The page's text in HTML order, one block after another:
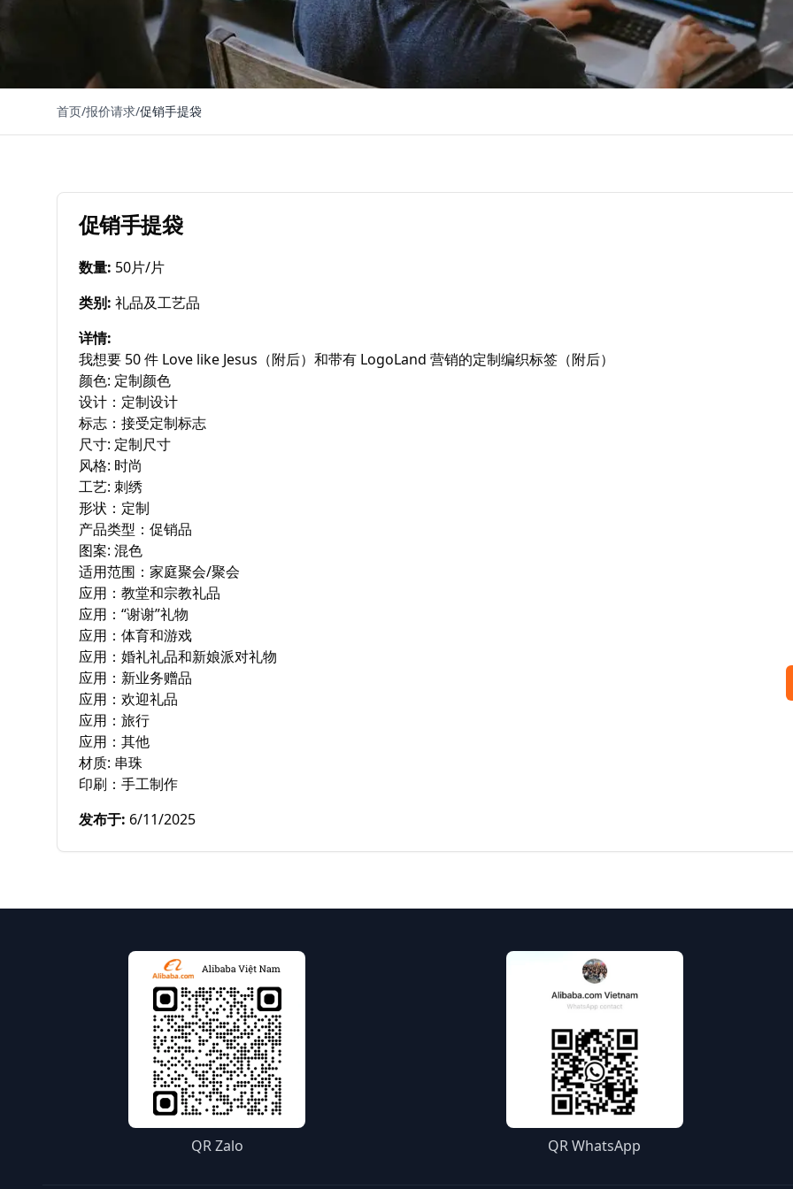
首页/报价请求/促销手提袋
促销手提袋
数量: 50片/片
类别: 礼品及工艺品
详情:
我想要 50 件 Love like Jesus（附后）和带有 LogoLand 营销的定制编织标签（附后）
颜色: 定制颜色
设计：定制设计
标志：接受定制标志
尺寸: 定制尺寸
风格: 时尚
工艺: 刺绣
形状：定制
产品类型：促销品
图案: 混色
适用范围：家庭聚会/聚会
应用：教堂和宗教礼品
应用：“谢谢”礼物
应用：体育和游戏
应用：婚礼礼品和新娘派对礼物
应用：新业务赠品
应用：欢迎礼品
应用：旅行
应用：其他
材质: 串珠
印刷：手工制作
发布于: 6/11/2025
QR Zalo QR WhatsApp